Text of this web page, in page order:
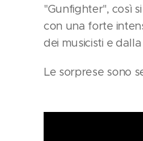
"Gunfighter", così
con una forte
dei musicisti e
Le sorprese sono